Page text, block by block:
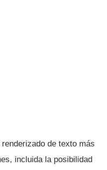
de texto más
incluida la posibilidad